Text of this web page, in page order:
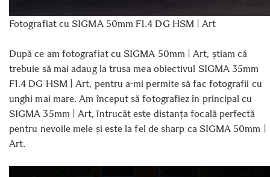
Fotografiat cu SIGMA 50mm F1.4 DG HSM | Art
După ce am fotografiat cu SIGMA 50mm | Art, știam că
trebuie să mai adaug la trusa mea obiectivul SIGMA 35mm
F1.4 DG HSM | Art, pentru a-mi permite să fac fotografii cu
unghi mai mare. Am început să fotografiez în principal cu
SIGMA 35mm | Art, întrucât este distanța focală perfectă
pentru nevoile mele și este la fel de sharp ca SIGMA 50mm |
Art.